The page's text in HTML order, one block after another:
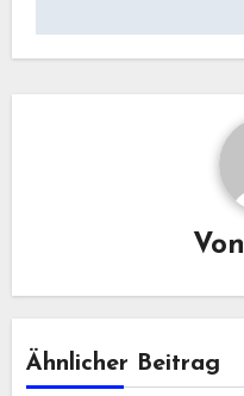
Von
Ähnlicher Beitrag